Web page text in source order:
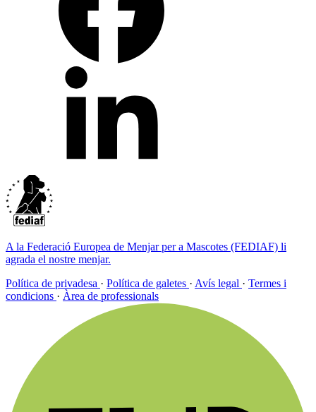
A la Federació Europea de Menjar per a Mascotes (FEDIAF) li
agrada el nostre menjar.
Política de privadesa · Política de galetes · Avís legal · Termes i
condicions · Àrea de professionals